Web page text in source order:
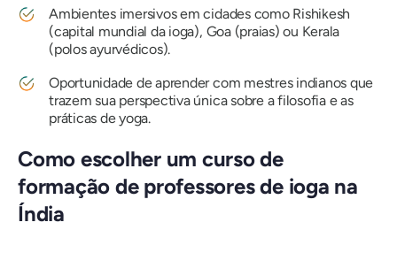
Ambientes imersivos em cidades como Rishikesh
(capital mundial da ioga), Goa (praias) ou Kerala
(polos ayurvédicos).
Oportunidade de aprender com mestres indianos que
trazem sua perspectiva única sobre a filosofia e as
práticas de yoga.
Como escolher um curso de
formação de professores de ioga na
Índia